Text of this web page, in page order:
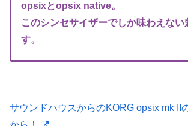
opsixとopsix native。
このシンセサイザーでしか味わえない
す。
サウンドハウスからのKORG opsix mk II